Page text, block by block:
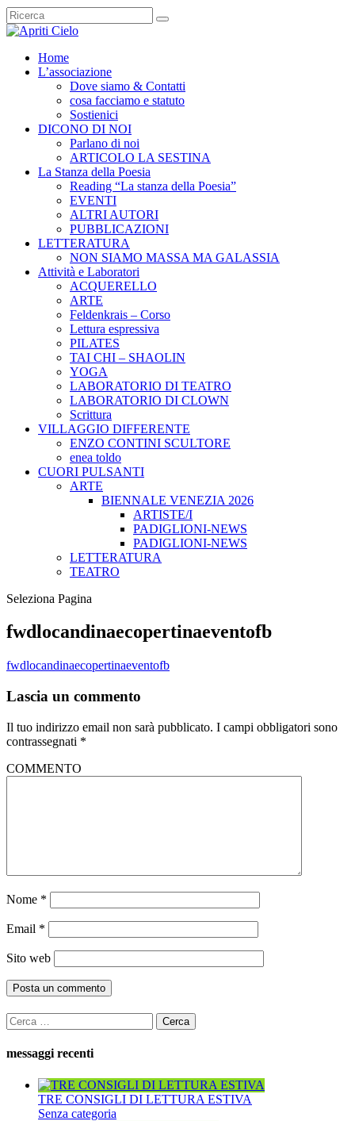
Home
L’associazione
Dove siamo & Contatti
cosa facciamo e statuto
Sostienici
DICONO DI NOI
Parlano di noi
ARTICOLO LA SESTINA
La Stanza della Poesia
Reading “La stanza della Poesia”
EVENTI
ALTRI AUTORI
PUBBLICAZIONI
LETTERATURA
NON SIAMO MASSA MA GALASSIA
Attività e Laboratori
ACQUERELLO
ARTE
Feldenkrais – Corso
Lettura espressiva
PILATES
TAI CHI – SHAOLIN
YOGA
LABORATORIO DI TEATRO
LABORATORIO DI CLOWN
Scrittura
VILLAGGIO DIFFERENTE
ENZO CONTINI SCULTORE
enea toldo
CUORI PULSANTI
ARTE
BIENNALE VENEZIA 2026
ARTISTE/I
PADIGLIONI-NEWS
PADIGLIONI-NEWS
LETTERATURA
TEATRO
Seleziona Pagina
fwdlocandinaecopertinaeventofb
fwdlocandinaecopertinaeventofb
Lascia un commento
Il tuo indirizzo email non sarà pubblicato. I campi obbligatori sono
contrassegnati *
COMMENTO
Nome *
Email *
Sito web
Ricerca
per:
messaggi recenti
TRE CONSIGLI DI LETTURA ESTIVA
Senza categoria